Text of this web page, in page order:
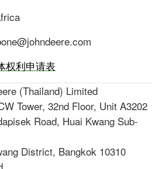
权利申请表
(Thailand) Limited
Tower, 32nd Floor, Unit A3202
Road, Huai Kwang Sub-
District, Bangkok 10310